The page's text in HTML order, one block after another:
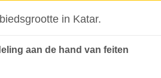
in Katar.
aan de hand van feiten